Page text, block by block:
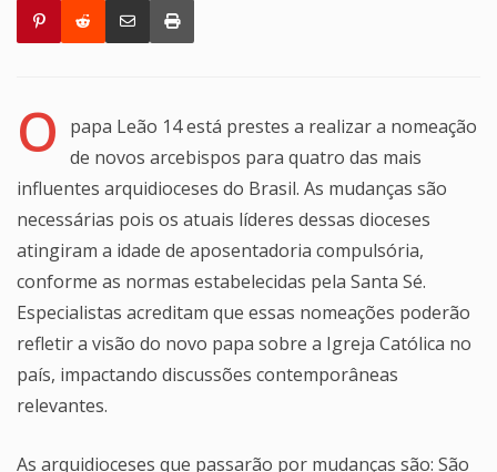
O
papa Leão 14 está prestes a realizar a nomeação
de novos arcebispos para quatro das mais
influentes arquidioceses do Brasil. As mudanças são
necessárias pois os atuais líderes dessas dioceses
atingiram a idade de aposentadoria compulsória,
conforme as normas estabelecidas pela Santa Sé.
Especialistas acreditam que essas nomeações poderão
refletir a visão do novo papa sobre a Igreja Católica no
país, impactando discussões contemporâneas
relevantes.
As arquidioceses que passarão por mudanças são: São